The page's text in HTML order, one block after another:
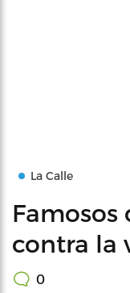
La Calle
Famosos
contra la
0